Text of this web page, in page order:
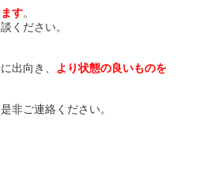
す。
ください。
出向き、
より状態の良いものを
非ご連絡ください。